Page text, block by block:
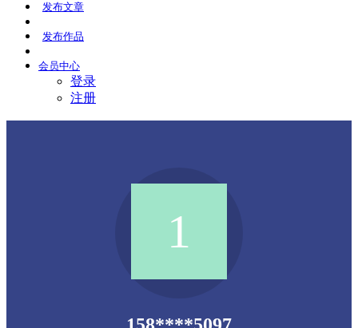
发布文章
发布作品
会员中心
登录
注册